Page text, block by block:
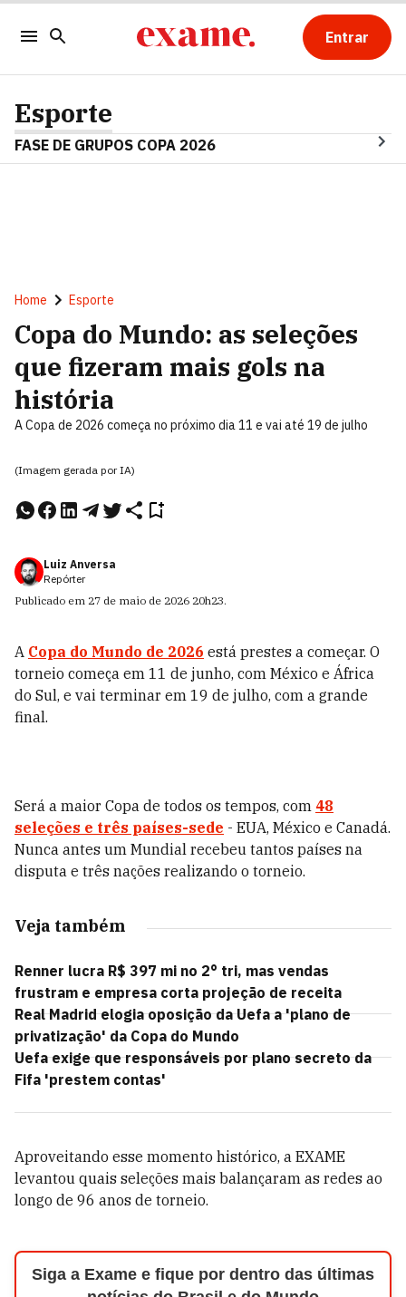
Entrar
Esporte
FASE DE GRUPOS COPA 2026
Home Esporte
Copa do Mundo: as seleções
que fizeram mais gols na
história
A Copa de 2026 começa no próximo dia 11 e vai até 19 de julho
(Imagem gerada por IA)
Luiz Anversa
Repórter
Publicado em 27 de maio de 2026 20h23.
A Copa do Mundo de 2026 está prestes a começar. O
torneio começa em 11 de junho, com México e África
do Sul, e vai terminar em 19 de julho, com a grande
final.
Será a maior Copa de todos os tempos, com 48
seleções e três países-sede - EUA, México e Canadá.
Nunca antes um Mundial recebeu tantos países na
disputa e três nações realizando o torneio.
Veja também
Renner lucra R$ 397 mi no 2° tri, mas vendas
frustram e empresa corta projeção de receita
Real Madrid elogia oposição da Uefa a 'plano de
privatização' da Copa do Mundo
Uefa exige que responsáveis por plano secreto da
Fifa 'prestem contas'
Aproveitando esse momento histórico, a EXAME
levantou quais seleções mais balançaram as redes ao
longo de 96 anos de torneio.
Siga a Exame e fique por dentro das últimas